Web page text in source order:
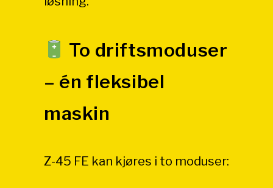
To driftsmoduser
– én fleksibel
maskin
Z-45 FE kan kjøres i to moduser: